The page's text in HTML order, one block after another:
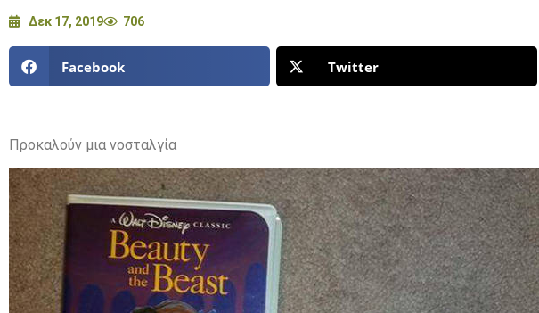
Δεκ 17, 2019 706
Facebook Twitter
Προκαλούν μια νοσταλγία